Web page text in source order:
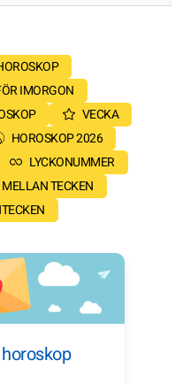
IMORGON
VECKA
HOROSKOP 2026
LYCKONUMMER
TECKEN